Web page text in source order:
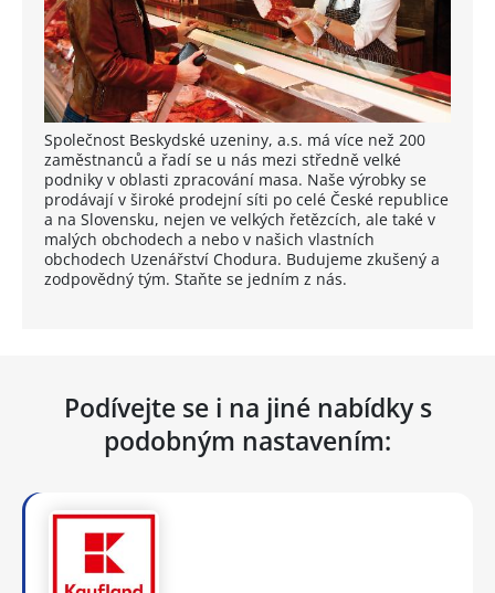
Společnost Beskydské uzeniny, a.s. má více než 200
zaměstnanců a řadí se u nás mezi středně velké
podniky v oblasti zpracování masa. Naše výrobky se
prodávají v široké prodejní síti po celé České republice
a na Slovensku, nejen ve velkých řetězcích, ale také v
malých obchodech a nebo v našich vlastních
obchodech Uzenářství Chodura. Budujeme zkušený a
zodpovědný tým. Staňte se jedním z nás.
Podívejte se i na jiné nabídky s
podobným nastavením: